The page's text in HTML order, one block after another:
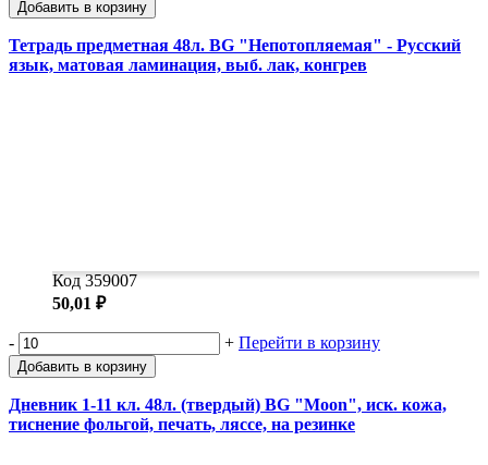
Добавить в корзину
Тетрадь предметная 48л. BG "Непотопляемая" - Русский
язык, матовая ламинация, выб. лак, конгрев
Код 359007
50,01 ₽
- + Перейти в корзину
Добавить в корзину
Дневник 1-11 кл. 48л. (твердый) BG "Moon", иск. кожа,
тиснение фольгой, печать, ляссе, на резинке